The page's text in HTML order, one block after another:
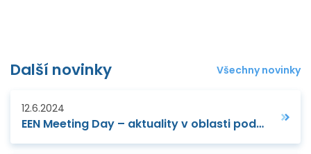
Další novinky Všechny novinky
12.6.2024
EEN Meeting Day – aktuality v oblasti podpory MSP